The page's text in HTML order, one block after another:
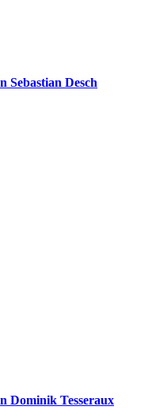
Sebastian Desch
Dominik Tesseraux